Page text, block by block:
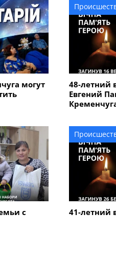
могут
48-летний
Евгений
с
41-летний